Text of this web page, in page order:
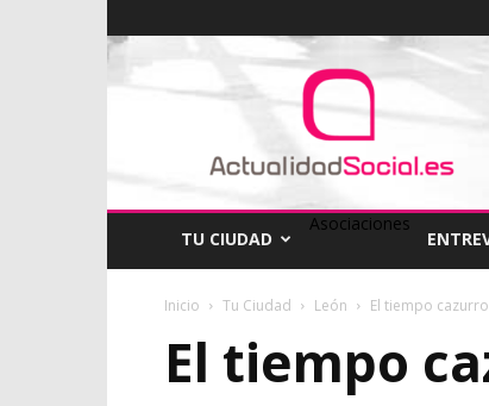
ActualidadSocial
TU CIUDAD
Asociaciones
Inicio Tu Ciudad León El tiempo cazurro
El tiempo